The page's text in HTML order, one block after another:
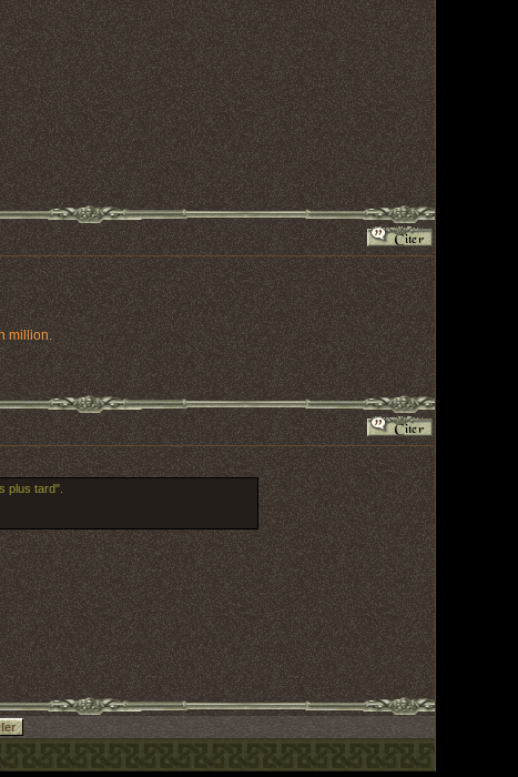
million.
plus tard".